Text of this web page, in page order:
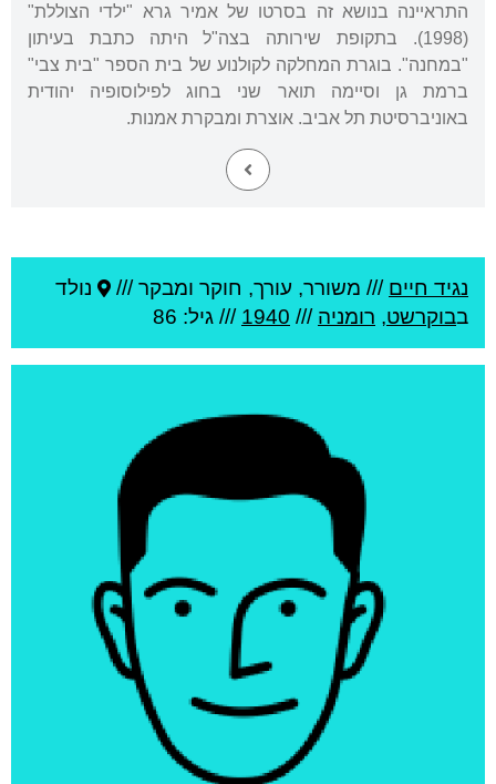
התראיינה בנושא זה בסרטו של אמיר גרא "ילדי הצוללת"
(1998). בתקופת שירותה בצה"ל היתה כתבת בעיתון
"במחנה". בוגרת המחלקה לקולנוע של בית הספר "בית צבי"
ברמת גן וסיימה תואר שני בחוג לפילוסופיה יהודית
באוניברסיטת תל אביב. אוצרת ומבקרת אמנות.
נגיד חיים /// משורר, עורך, חוקר ומבקר ///
נולד
בבוקרשט, רומניה ///
1940 /// גיל: 86